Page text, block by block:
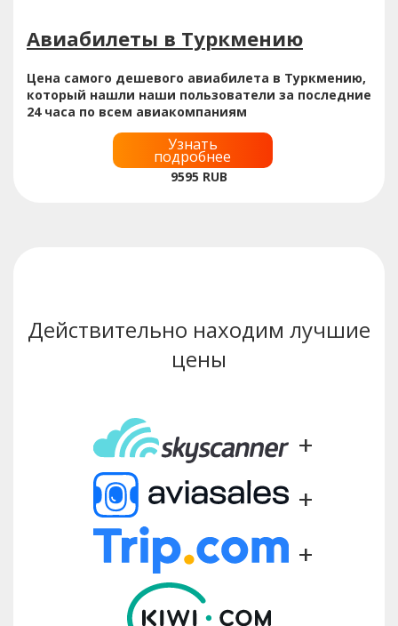
Авиабилеты в Туркмению
Цена самого дешевого авиабилета в Туркмению,
который нашли наши пользователи за последние
24 часа по всем авиакомпаниям
Узнать
подробнее
9595 RUB
Действительно находим лучшие
цены
+
+
+